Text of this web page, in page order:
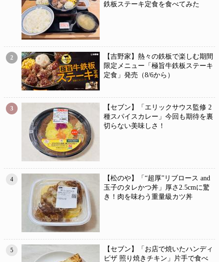
鉄板ステーキ定食を食べてみた
2
【吉野家】熱々の鉄板で楽しむ期間
限定メニュー「極旨牛鉄板ステーキ
定食」発売（8/6から）
3
【セブン】「エリックサウス監修 2
種スパイスカレー」今回も期待を裏
切らない美味しさ！
4
【松のや】「“超厚”リブロース and
玉子のタレかつ丼」厚さ2.5cmに驚
き！肉を味わう重量級カツ丼
5
【セブン】「お店で焼いたハンディ
ピザ 照り焼きチキン」片手で食べ